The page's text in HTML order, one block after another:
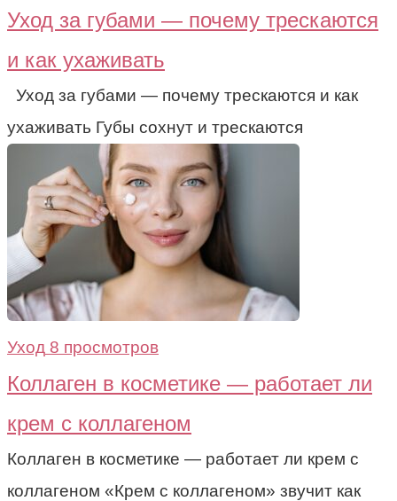
Уход за губами — почему трескаются
и как ухаживать
Уход за губами — почему трескаются и как
ухаживать Губы сохнут и трескаются
Уход 8 просмотров
Коллаген в косметике — работает ли
крем с коллагеном
Коллаген в косметике — работает ли крем с
коллагеном «Крем с коллагеном» звучит как